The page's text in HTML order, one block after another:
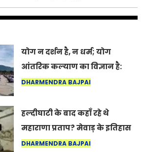
योग न दर्शन है, न धर्म; योग
आंतरिक कल्याण का विज्ञान है:
अंतरराष्ट्रीय योग दिवस 2026 पर
DHARMENDRA BAJPAI
हल्दीघाटी के बाद कहाँ रहे थे
महाराणा प्रताप? मेवाड़ के इतिहास
का वह अनकहा अध्याय जो आज भी
DHARMENDRA BAJPAI